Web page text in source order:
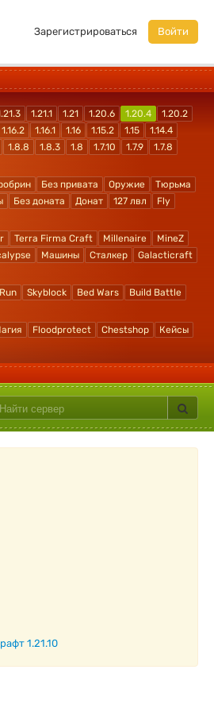
Зарегистрироваться Войти
1.21.1 1.21 1.20.6 1.20.4
1.20.2
1.16.2 1.16.1 1.16 1.15.2 1.15
1.14.4
1.8.8 1.8.3 1.8 1.7.10 1.7.9
1.7.8
Без привата Оружие
Тюрьма
Без доната Донат 127 лвл
Fly
Terra Firma Craft Millenaire
MineZ
Машины Сталкер
Galacticraft
Skyblock Bed Wars
Build Battle
Floodprotect Chestshop
Кейсы
1.21.10